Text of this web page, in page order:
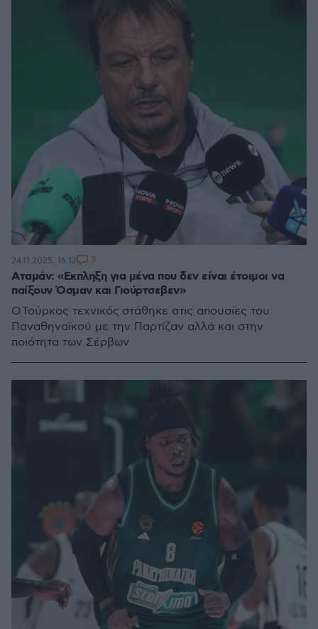
Aταμάν: «Eκπληξη για μένα που δεν είναι έτοιμοι να
παίξουν Όσμαν και Γιούρτσεβεν»
Ο Τούρκος τεχνικός στάθηκε στις απουσίες του
Παναθηναϊκού με την Παρτίζαν αλλά και στην
ποιότητα των Σέρβων
24.11.2025, 16:12 3